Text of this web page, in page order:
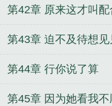
第42章 原来这才叫配
第43章 迫不及待想见
第44章 行你说了算
第45章 因为她看我不